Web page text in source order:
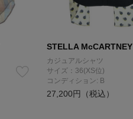
STELLA McCARTNEY
カジュアルシャツ
サイズ：36(XS位)
コンディション: B
27,200円（税込）